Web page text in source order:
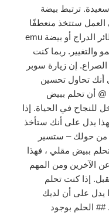
ترتبط بيضة
العمل ستتخذ منعطفًا
نحو الأفضل. ## يرتبط تناول أو رؤية طائر الدراج أو بيضة emu
والتغيير. ربما كنت
إن زيارة سوبر
أنك تحاول تحسين
أن تحلم ببيض
للنجاح في الحياة. إذا
يدل على أنك ستأخذ
من حولك – ستسير
ببيض مقلي ، فهذا
الآخرين ومن المهم
إذا كنت تحلم
يدل على أن لديك
الحلم بوجود